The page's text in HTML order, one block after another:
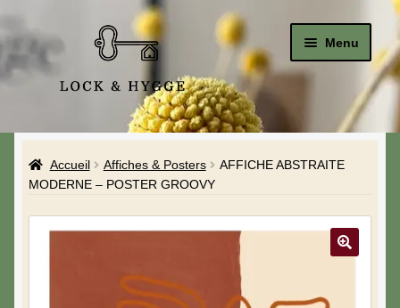
Menu
Le Studio
La Boutique
Accueil Affiches & Posters
AFFICHE ABSTRAITE
MODERNE – POSTER GROOVY